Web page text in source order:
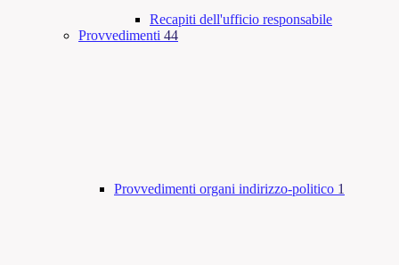
Recapiti dell'ufficio responsabile
Provvedimenti 44
Provvedimenti organi indirizzo-politico 1